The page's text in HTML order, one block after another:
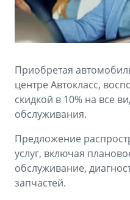
от 3 429 990 ₽*
PREFACE
от 3 079 990 ₽*
Аксессуары
Зарядные устройства
ФИНАНСЫ И УСЛУГИ
Автокредит
Расчет КАСКО
Страхование
GEELY Лизинг
Советы по эксплуатации
Спецпредложения
ПОДДЕРЖКА
Помощь на дорогах
Гарантия Geely
Сервисная книжка
Вопросы и ответы
Приобретая
центре Автокласс,
скидкой в 10% на все
обслуживания.
Предложение
услуг, включая
обслуживание,
запчастей.